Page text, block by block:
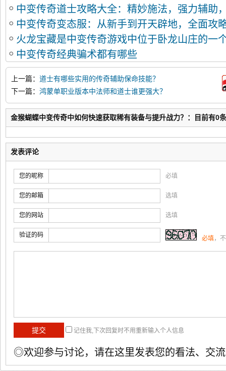
中变传奇道士攻略大全：精妙施法，强力辅助
中变传奇变态服：从新手到开天辟地，全面攻
火龙宝藏是中变传奇游戏中位于卧龙山庄的一
中变传奇经典骗术都有哪些
上一篇： 道士有哪些实用的传奇辅助保命技能？
下一篇： 鸿蒙单职业版本中法师和道士谁更强大？
金猴蝴蝶中变传奇中如何快速获取稀有装备与提升战力？：目前有0
发表评论
您的昵称 必填
您的邮箱 选填
您的网站 选填
验证的码 必填，
记住我,下次回复时不用重新输入个人信息
◎欢迎参与讨论，请在这里发表您的看法、交